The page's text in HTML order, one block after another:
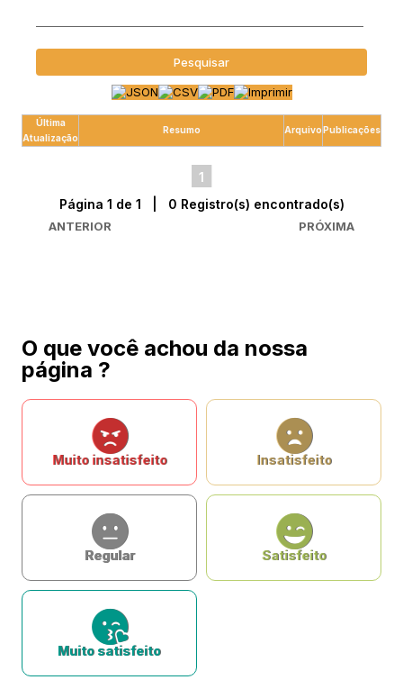
Pesquisar
Última
Atualização
Resumo ArquivoPublicações
1
ANTERIOR
Página 1 de 1 | 0 Registro(s) encontrado(s)
PRÓXIMA
O que você achou da nossa
página ?
Muito insatisfeito Insatisfeito
Regular Satisfeito
Muito satisfeito